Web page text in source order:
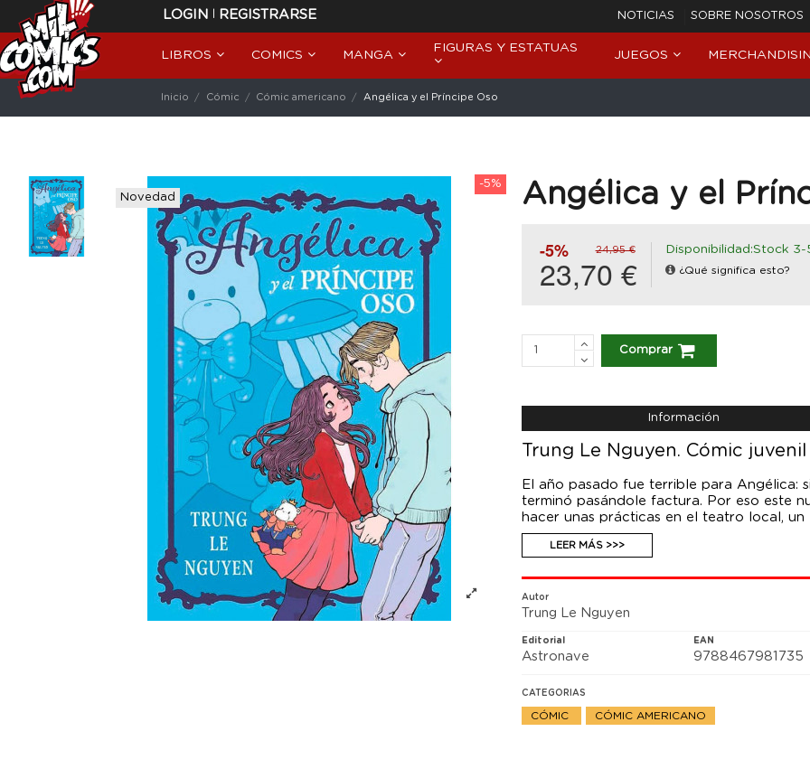
LOGIN | REGISTRARSE NOTICIAS SOBRE NOSOTROS
LIBROS COMICS MANGA
FIGURAS Y ESTATUAS
JUEGOS
Inicio Cómic Cómic americano Angélica y el Príncipe Oso
-5%
Novedad
Angélica y el
-5% 24,95 €
23,70 €
Disponibilidad:Stock 3-
¿Qué significa esto?
Comprar
Información
Trung Le Nguyen. Cómic juvenil
El año pasado fue terrible para Angélica:
terminó pasándole factura. Por eso este
hacer unas prácticas en el teatro local,
vida. Además, un montón de gente
Un oso, sí. Per el Oso es es la mascota
peores momentos, Angélica encontró
ahora no dejan de hablar, aunque ella
prácticas y conozca a todo el personal
pérdidas que ha sufrido, y siempre tiene
antes y no pueda sentir las cosas que está
Una novela gráfica sobre el duelo, la
mágico.
LEER MÁS >>>
Autor
Trung Le Nguyen
Editorial
Astronave
EAN
9788467981735
CATEGORIAS
CÓMIC CÓMIC AMERICANO